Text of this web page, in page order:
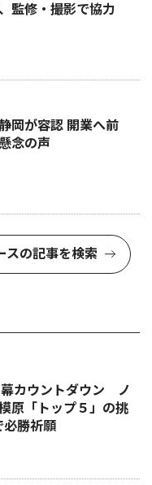
監修・撮影で協力
岡が容認 開業へ前
念の声
スの記事を検索
幕カウントダウン ノ
原「トップ５」の挑
勝祈願